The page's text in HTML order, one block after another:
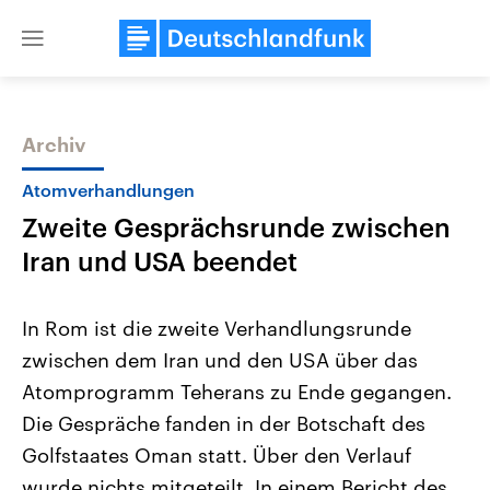
Close
Themen
Landtagswahl Sachsen-Anhalt
2026
Alle Informationen
Sachsen-Anhalt wählt am 6.
September 2026 einen neuen
Landtag. Seit 2021 wird das
Bundesland von einer Koalition aus
USA
Aktuelle Beiträge,
Hintergründe
Wirtschaftlich und
gehören die Vereinigten
den mächtigsten Ländern
mit großem Einfluss auf
Archiv
Atomverhandlungen
Zweite Gesprächsrunde zwischen
Iran und USA beendet
In Rom ist die zweite Verhandlungsrunde
zwischen dem Iran und den USA über das
Atomprogramm Teherans zu Ende gegangen.
Die Gespräche fanden in der Botschaft des
Golfstaates Oman statt. Über den Verlauf